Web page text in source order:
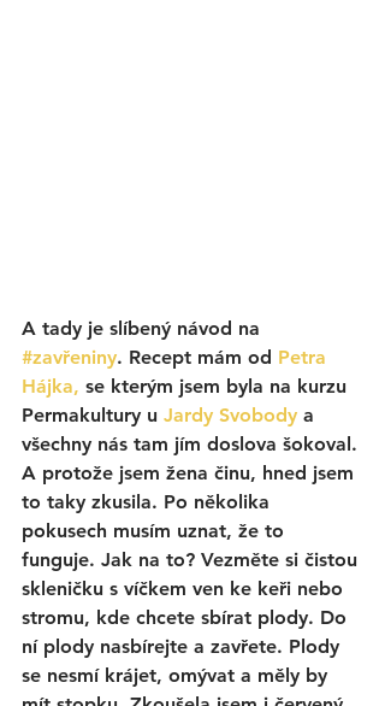
A tady je slíbený návod na
#zavřeniny. Recept mám od Petra
Hájka, se kterým jsem byla na kurzu
Permakultury u Jardy Svobody a
všechny nás tam jím doslova šokoval.
A protože jsem žena činu, hned jsem
to taky zkusila. Po několika
pokusech musím uznat, že to
funguje. Jak na to? Vezměte si čistou
skleničku s víčkem ven ke keři nebo
stromu, kde chcete sbírat plody. Do
ní plody nasbírejte a zavřete. Plody
se nesmí krájet, omývat a měly by